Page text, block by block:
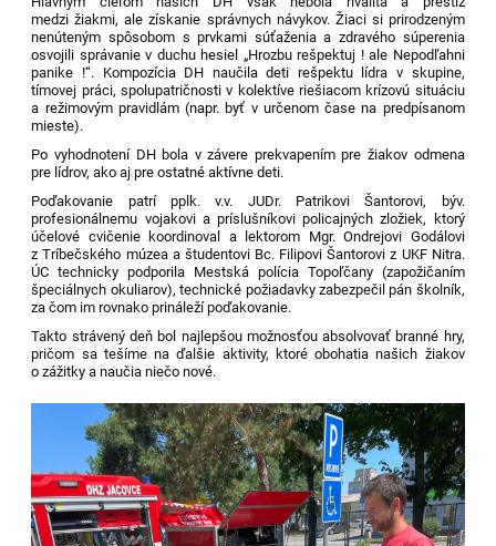
medzi žiakmi, ale získanie správnych návykov. Žiaci si prirodzeným
nenúteným spôsobom s prvkami súťaženia a zdravého súperenia
osvojili správanie v duchu hesiel „Hrozbu rešpektuj ! ale Nepodľahni
panike !“. Kompozícia DH naučila deti rešpektu lídra v skupine,
tímovej práci, spolupatričnosti v kolektíve riešiacom krízovú situáciu
a režimovým pravidlám (napr. byť v určenom čase na predpísanom
mieste).
Po vyhodnotení DH bola v závere prekvapením pre žiakov odmena
pre lídrov, ako aj pre ostatné aktívne deti.
Poďakovanie patrí pplk. v.v. JUDr. Patrikovi Šantorovi, býv.
profesionálnemu vojakovi a príslušníkovi policajných zložiek, ktorý
účelové cvičenie koordinoval a lektorom Mgr. Ondrejovi Godálovi
z Tríbečského múzea a študentovi Bc. Filipovi Šantorovi z UKF Nitra.
ÚC technicky podporila Mestská polícia Topoľčany (zapožičaním
špeciálnych okuliarov), technické požiadavky zabezpečil pán školník,
za čom im rovnako prináleží poďakovanie.
Takto strávený deň bol najlepšou možnosťou absolvovať branné hry,
pričom sa tešíme na ďalšie aktivity, ktoré obohatia našich žiakov
o zážitky a naučia niečo nové.